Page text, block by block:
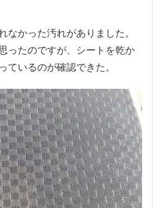
かった汚れがありました。
ったのですが、シートを乾か
ているのが確認できた。